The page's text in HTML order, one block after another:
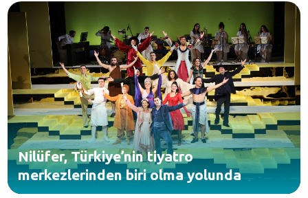
Nilüfer, Türkiye’nin tiyatro
merkezlerinden biri olma yolunda